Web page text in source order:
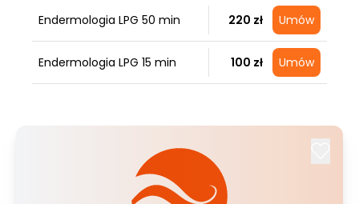
Endermologia LPG 50 min 220 zł Umów
Endermologia LPG 15 min 100 zł Umów